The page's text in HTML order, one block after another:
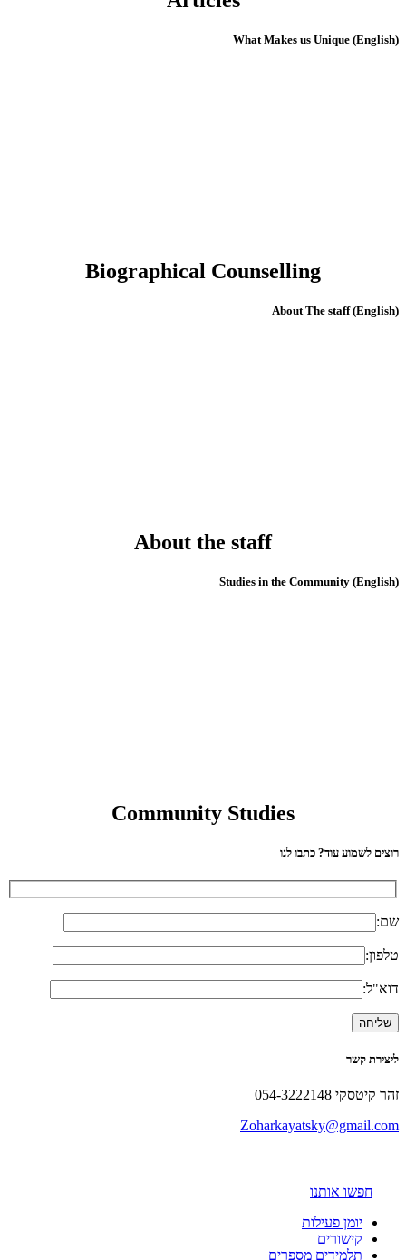
(English) What Makes us Unique
Biographical Counselling
(English) About The staff
About the staff
(English) Studies in the Community
Community Studies
רוצים לשמוע עוד? כתבו לנו
שם:
טלפון:
דוא"ל:
ליצירת קשר
זהר קיטסקי 054-3222148
Zoharkayatsky@gmail.com
חפשו אותנו
יומן פעילות
קישורים
תלמידים מספרים